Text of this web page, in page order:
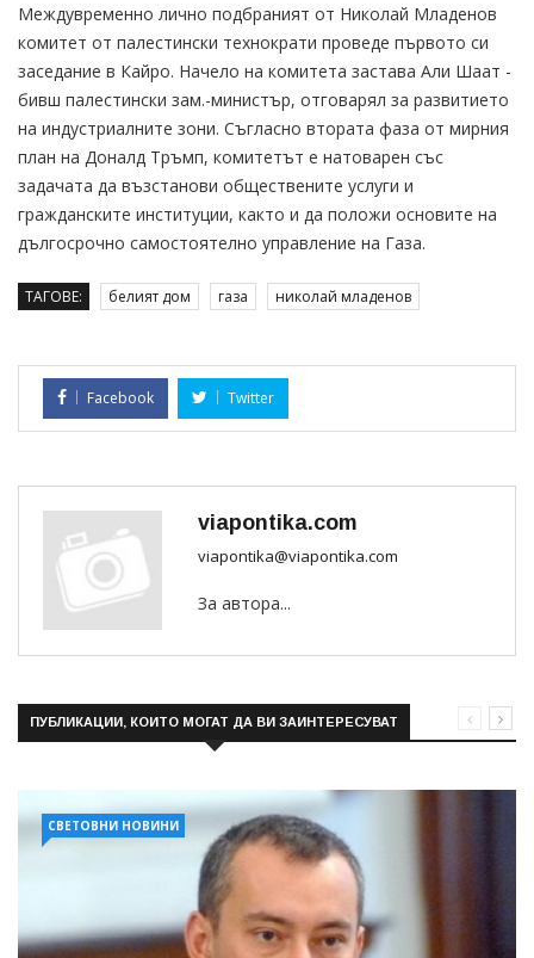
Междувременно лично подбраният от Николай Младенов
комитет от палестински технократи проведе първото си
заседание в Кайро. Начело на комитета застава Али Шаат -
бивш палестински зам.-министър, отговарял за развитието
на индустриалните зони. Съгласно втората фаза от мирния
план на Доналд Тръмп, комитетът е натоварен със
задачата да възстанови обществените услуги и
гражданските институции, както и да положи основите на
дългосрочно самостоятелно управление на Газа.
ТАГОВЕ: белият дом газа николай младенов
Facebook Twitter
viapontika.com
viapontika@viapontika.com
За автора...
ПУБЛИКАЦИИ, КОИТО МОГАТ ДА ВИ ЗАИНТЕРЕСУВАТ
СВЕТОВНИ НОВИНИ